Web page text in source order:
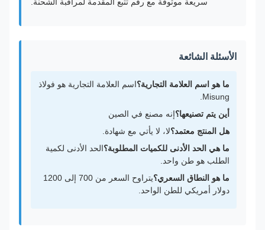
الأسئلة الشائعة
ما هو اسم العلامة التجارية؟اسم العلامة التجارية هو فولاذ
Misung.
أين يتم تصنيعها؟إنه مصنع في الصين
هل المنتج معتمد؟لا، لا يأتي مع شهادة.
ما هي الحد الأدنى للكميات المطلوبة؟الحد الأدنى لكمية
الطلب هو طن واحد.
ما هو النطاق السعري؟
يتراوح السعر من 700 إلى 1200
دولار أمريكي للطن الواحد.